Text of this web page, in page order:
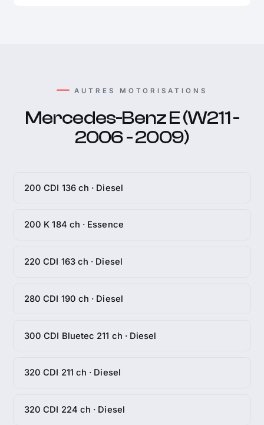
AUTRES MOTORISATIONS
Mercedes-Benz E (W211 -
2006 - 2009)
200 CDI 136 ch · Diesel
200 K 184 ch · Essence
220 CDI 163 ch · Diesel
280 CDI 190 ch · Diesel
300 CDI Bluetec 211 ch · Diesel
320 CDI 211 ch · Diesel
320 CDI 224 ch · Diesel